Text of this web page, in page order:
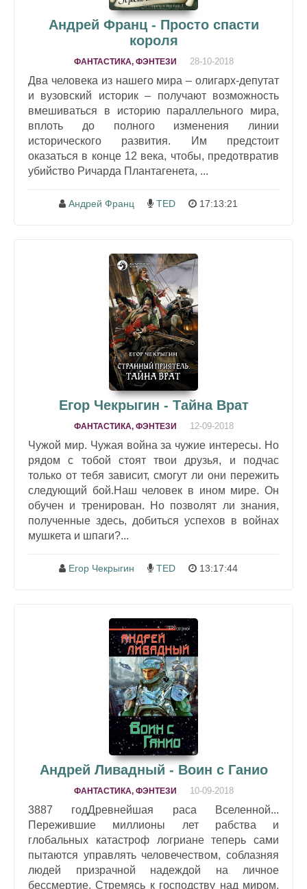
Андрей Франц - Просто спасти
короля
ФАНТАСТИКА, ФЭНТЕЗИ 28-10-2018
Два человека из нашего мира – олигарх-депутат
и вузовский историк – получают возможность
вмешиваться в историю параллельного мира,
вплоть до полного изменения линии
исторического развития. Им предстоит
оказаться в конце 12 века, чтобы, предотвратив
убийство Ричарда Плантагенета, ...
Андрей Франц TED 17:13:21
Егор Чекрыгин - Тайна Врат
ФАНТАСТИКА, ФЭНТЕЗИ 12-09-2018
Чужой мир. Чужая война за чужие интересы. Но
рядом с тобой стоят твои друзья, и подчас
только от тебя зависит, смогут ли они пережить
следующий бой.Наш человек в ином мире. Он
обучен и тренирован. Но позволят ли знания,
полученные здесь, добиться успехов в войнах
мушкета и шпаги?...
Егор Чекрыгин TED 13:17:44
Андрей Ливадный - Воин с Ганио
ФАНТАСТИКА, ФЭНТЕЗИ 10-09-2018
3887 годДревнейшая раса Вселенной...
Пережившие миллионы лет рабства и
глобальных катастроф логриане теперь сами
пытаются управлять человечеством, соблазняя
людей призрачной надеждой на личное
бессмертие. Стремясь к господству над миром,